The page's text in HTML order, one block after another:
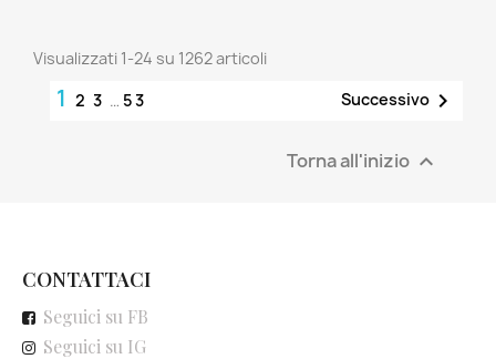
Visualizzati 1-24 su 1262 articoli
1 2 3 … 53 Successivo 
Torna all'inizio 
CONTATTACI
Seguici su FB
Seguici su IG